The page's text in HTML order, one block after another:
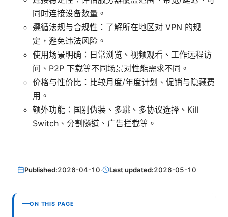
同时连接设备数量。
遵循法规与合规性：了解所在地区对 VPN 的规
定，避免违法风险。
使用场景明确：日常浏览、视频观看、工作远程访
问、P2P 下载等不同场景对性能需求不同。
价格与性价比：比较月度/年度计划、促销与隐藏费
用。
额外功能：国别伪装、多跳、多协议选择、Kill
Switch、分割隧道、广告拦截等。
Published:2026-04-10· Last updated:2026-05-10
ON THIS PAGE